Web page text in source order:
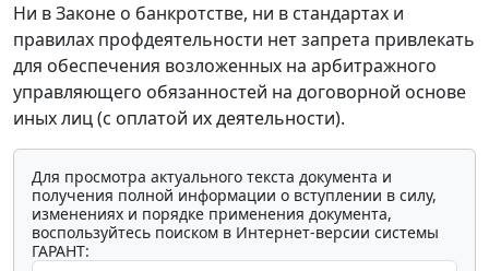
Ни в Законе о банкротстве, ни в стандартах и
правилах профдеятельности нет запрета привлекать
для обеспечения возложенных на арбитражного
управляющего обязанностей на договорной основе
иных лиц (с оплатой их деятельности).
Для просмотра актуального текста документа и
получения полной информации о вступлении в силу,
изменениях и порядке применения документа,
воспользуйтесь поиском в Интернет-версии системы
ГАРАНТ: